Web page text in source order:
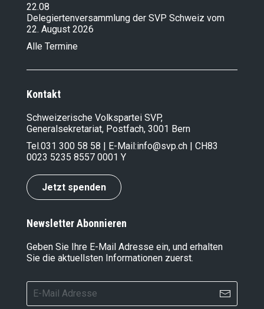
22.08
Delegiertenversammlung der SVP Schweiz vom
22. August 2026
Alle Termine
Kontakt
Schweizerische Volkspartei SVP,
Generalsekretariat, Postfach, 3001 Bern
Tel.031 300 58 58 | E-Mail:info@svp.ch | CH83
0023 5235 8557 0001 Y
Jetzt spenden
Newsletter Abonnieren
Geben Sie Ihre E-Mail Adresse ein, und erhalten
Sie die aktuellsten Informationen zuerst.